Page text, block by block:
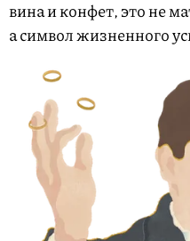
вина и конфет, это не
а символ жизненного